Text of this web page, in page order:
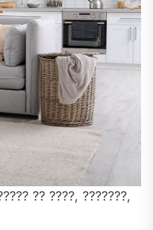
?? ????, ???????,